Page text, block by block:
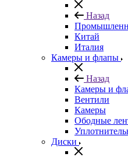
Назад
Китай
Италия
Камеры и флапы
Назад
Камеры и
Вентили
Камеры
Ободные
Диски